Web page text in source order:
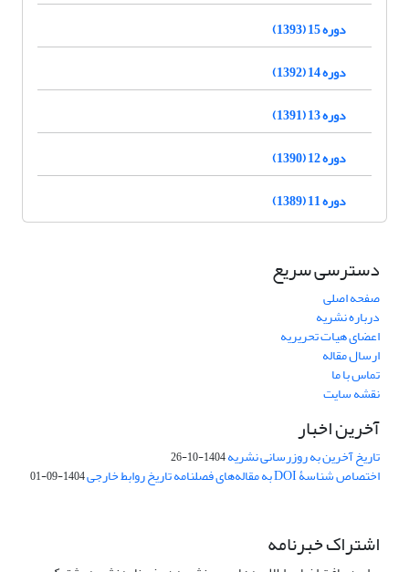
دوره 15 (1393)
دوره 14 (1392)
دوره 13 (1391)
دوره 12 (1390)
دوره 11 (1389)
دسترسی سریع
صفحه اصلی
درباره نشریه
اعضای هیات تحریریه
ارسال مقاله
تماس با ما
نقشه سایت
آخرین اخبار
تاریخ آخرین به روزرسانی نشریه1404-10-26
اختصاص شناسۀ DOI به مقاله‌های فصلنامه تاریخ روابط خارجی 1404-09-01
اشتراک خبرنامه